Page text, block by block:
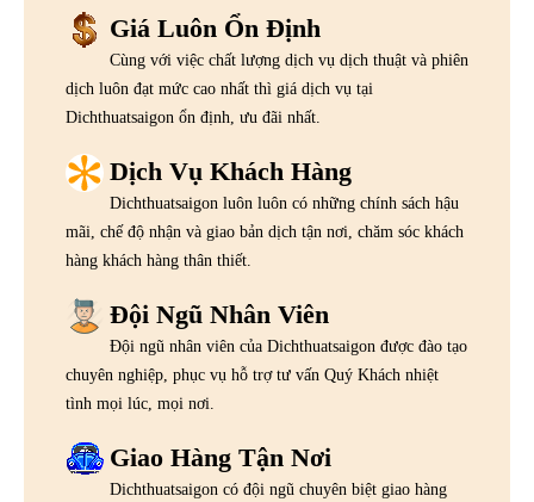
Giá Luôn Ổn Định
Cùng với việc chất lượng dịch vụ dịch thuật và phiên
dịch luôn đạt mức cao nhất thì giá dịch vụ tại
Dichthuatsaigon ổn định, ưu đãi nhất.
Dịch Vụ Khách Hàng
Dichthuatsaigon luôn luôn có những chính sách hậu
mãi, chế độ nhận và giao bản dịch tận nơi, chăm sóc khách
hàng khách hàng thân thiết.
Đội Ngũ Nhân Viên
Đội ngũ nhân viên của Dichthuatsaigon được đào tạo
chuyên nghiệp, phục vụ hỗ trợ tư vấn Quý Khách nhiệt
tình mọi lúc, mọi nơi.
Giao Hàng Tận Nơi
Dichthuatsaigon có đội ngũ chuyên biệt giao hàng